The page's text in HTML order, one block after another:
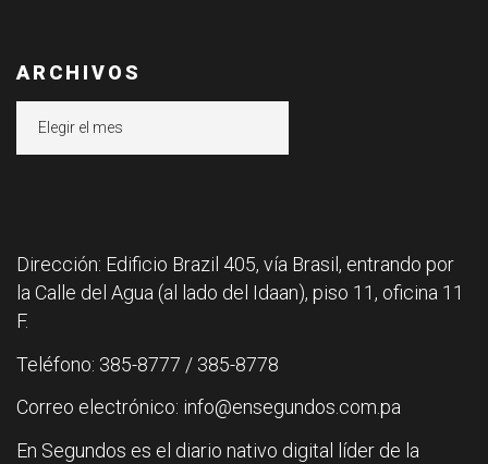
ARCHIVOS
Dirección: Edificio Brazil 405, vía Brasil, entrando por
la Calle del Agua (al lado del Idaan), piso 11, oficina 11
F.
Teléfono: 385-8777 / 385-8778
Correo electrónico: info@ensegundos.com.pa
En Segundos es el diario nativo digital líder de la